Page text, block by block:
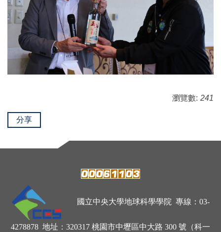
瀏覽數: 241
分享
國立中央大學地球科學學院 專線：03-
4278878 地址：320317 桃園市中壢區中大路 300 號（科一